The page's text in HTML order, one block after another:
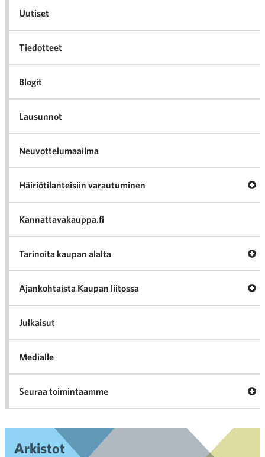
Uutiset
Tiedotteet
Blogit
Lausunnot
Neuvottelumaailma
Häiriötilanteisiin varautuminen
Kannattavakauppa.fi
Tarinoita kaupan alalta
Ajankohtaista Kaupan liitossa
Julkaisut
Medialle
Seuraa toimintaamme
Arkistot